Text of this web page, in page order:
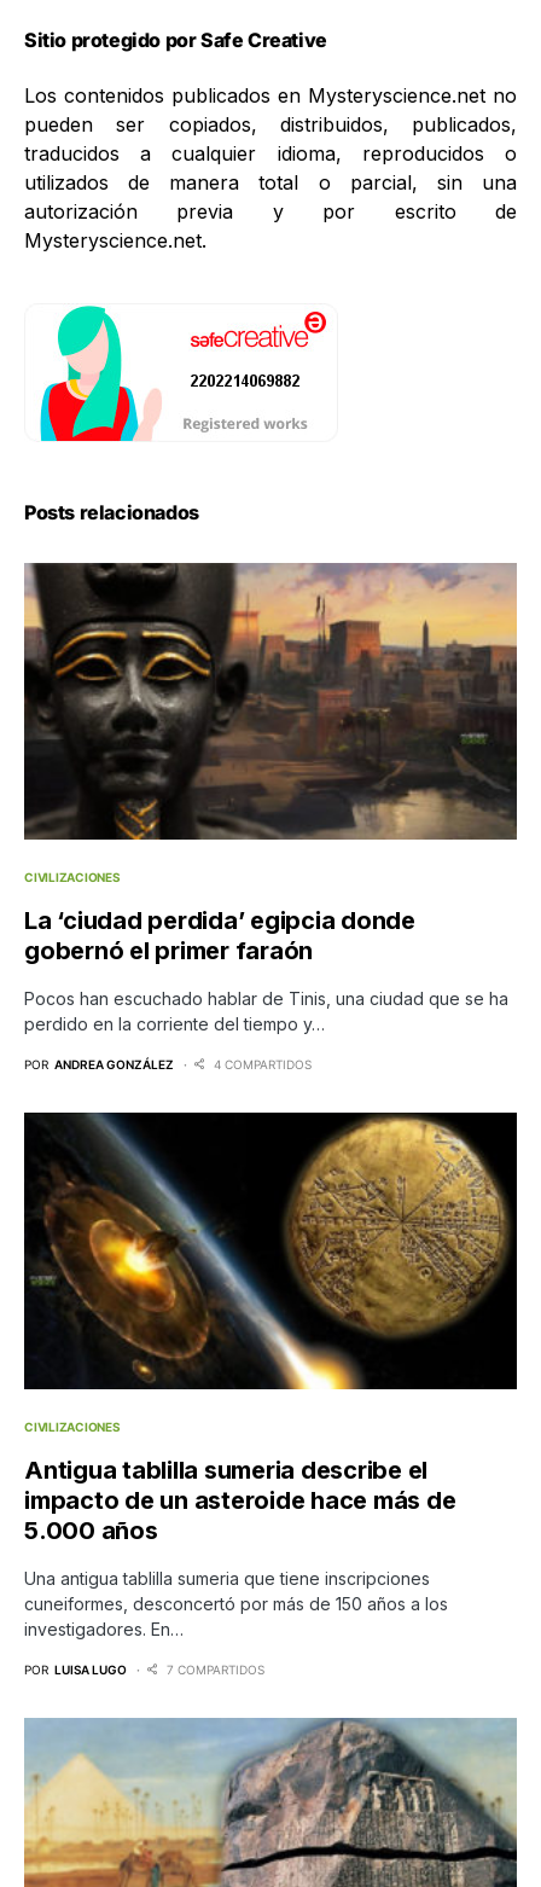
Sitio protegido por Safe Creative
Los contenidos publicados en Mysteryscience.net no
pueden ser copiados, distribuidos, publicados,
traducidos a cualquier idioma, reproducidos o
utilizados de manera total o parcial, sin una
autorización previa y por escrito de
Mysteryscience.net.
Posts relacionados
CIVILIZACIONES
La ‘ciudad perdida’ egipcia donde
gobernó el primer faraón
Pocos han escuchado hablar de Tinis, una ciudad que se ha
perdido en la corriente del tiempo y…
POR ANDREA GONZÁLEZ 4 COMPARTIDOS
CIVILIZACIONES
Antigua tablilla sumeria describe el
impacto de un asteroide hace más de
5.000 años
Una antigua tablilla sumeria que tiene inscripciones
cuneiformes, desconcertó por más de 150 años a los
investigadores. En…
POR LUISA LUGO 7 COMPARTIDOS